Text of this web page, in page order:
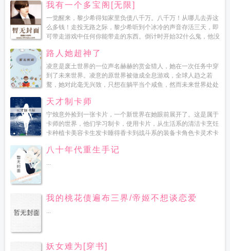
我有一个多宝阁[无限]
一觉醒来，黎少希得知家里负债八千万。八千万！从哪儿去弄这
么多钱！走投无路之际，黎少希听到个冰冷的声音存活三天，即
可带走游戏中任何你能带走的东西。倒计时开始32什么鬼，他没
路人她超神了
凌意是废土世界的一位声名赫赫的赏金猎人，她在一次任务中穿
到了未来世界。凌意的原世界被做成全息游戏，全球人趋之若
鹜，她对此毫无兴致，只想在躺平当个咸鱼，然而未来世界处处
广告响...
天才制卡师
宁烛意外捡到一张卡片，一个新世界在她眼前展开了。这是属于
卡师的世界，他们学习制卡，使用卡片，从生活系的清洁卡烹饪
卡种植卡美容卡生发卡睡得香卡到战斗系的装备卡角色卡灵术卡
八十年代重生手记
...
我的桃花债遍布三界/帝姬不想谈恋爱
...
妖女难为[穿书]